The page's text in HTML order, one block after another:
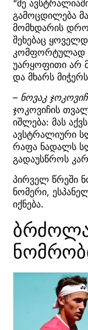
“მე
გამოცდილება
მომხდარის
შეხებაც
კომფორტულად
უარყოფითი არ
და მხარს
– ნოვაკ
ჯოკოვიჩის
იშლება: მას
ავსტრალიური
რაფა ნადალს
გადაუსწროს
პირველ წრეში
ნომერი,
იქნება.